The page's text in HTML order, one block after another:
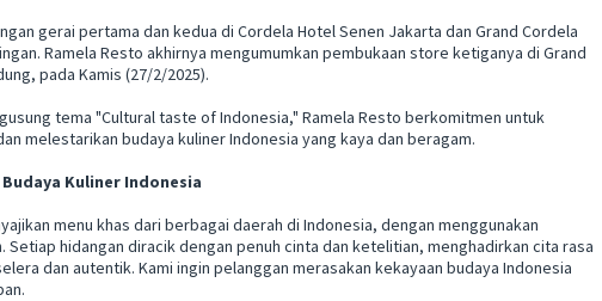
gerai pertama dan kedua di Cordela Hotel Senen Jakarta dan Grand Cordela
Ramela Resto akhirnya mengumumkan pembukaan store ketiganya di Grand
pada Kamis (27/2/2025).
tema "Cultural taste of Indonesia," Ramela Resto berkomitmen untuk
melestarikan budaya kuliner Indonesia yang kaya dan beragam.
Kuliner Indonesia
menu khas dari berbagai daerah di Indonesia, dengan menggunakan
Setiap hidangan diracik dengan penuh cinta dan ketelitian, menghadirkan cita rasa
dan autentik. Kami ingin pelanggan merasakan kekayaan budaya Indonesia